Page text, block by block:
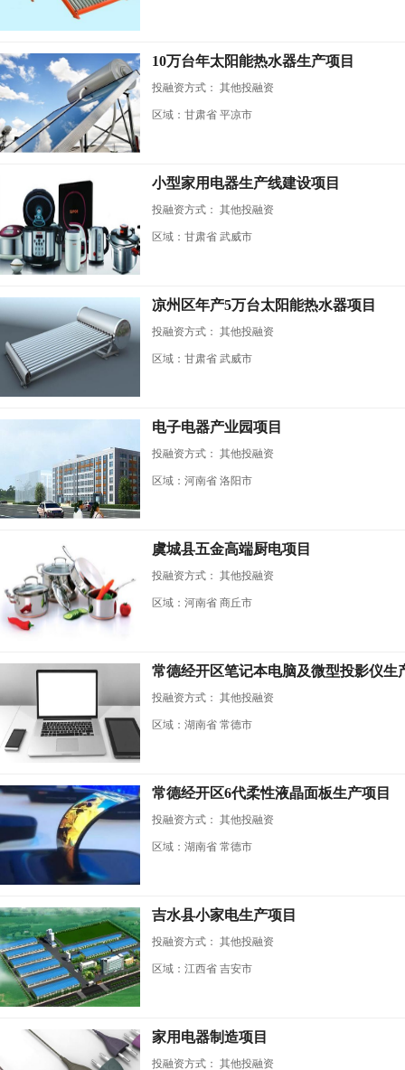
10万台年太阳能热水器生产项目
投融资方式： 其他投融资
区域：甘肃省 平凉市
小型家用电器生产线建设项目
投融资方式： 其他投融资
区域：甘肃省 武威市
凉州区年产5万台太阳能热水器项目
投融资方式： 其他投融资
区域：甘肃省 武威市
电子电器产业园项目
投融资方式： 其他投融资
区域：河南省 洛阳市
虞城县五金高端厨电项目
投融资方式： 其他投融资
区域：河南省 商丘市
常德经开区笔记本电脑及微型投影仪生
投融资方式： 其他投融资
区域：湖南省 常德市
常德经开区6代柔性液晶面板生产项目
投融资方式： 其他投融资
区域：湖南省 常德市
吉水县小家电生产项目
投融资方式： 其他投融资
区域：江西省 吉安市
家用电器制造项目
投融资方式： 其他投融资